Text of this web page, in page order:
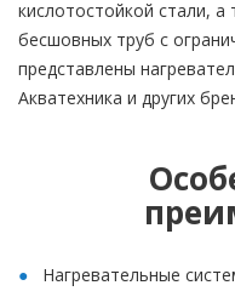
кислотостойкой стали, а
бесшовных труб с
представлены
Акватехника и других
Нагревательные